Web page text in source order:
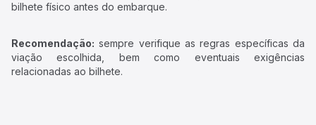
bilhete físico antes do embarque.
Recomendação: sempre verifique as regras específicas da
viação escolhida, bem como eventuais exigências
relacionadas ao bilhete.